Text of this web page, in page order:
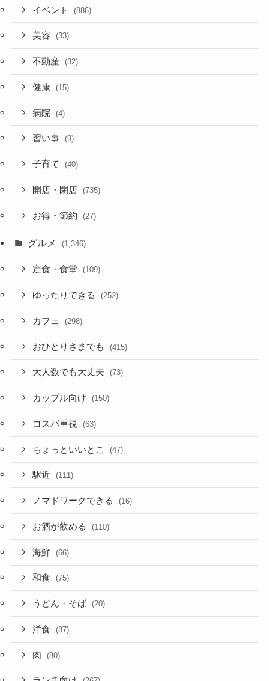
イベント (886)
美容 (33)
不動産 (32)
健康 (15)
病院 (4)
習い事 (9)
子育て (40)
開店・閉店 (735)
お得・節約 (27)
グルメ (1,346)
定食・食堂 (109)
ゆったりできる (252)
カフェ (298)
おひとりさまでも (415)
大人数でも大丈夫 (73)
カップル向け (150)
コスパ重視 (63)
ちょっといいとこ (47)
駅近 (111)
ノマドワークできる (16)
お酒が飲める (110)
海鮮 (66)
和食 (75)
うどん・そば (20)
洋食 (87)
肉 (80)